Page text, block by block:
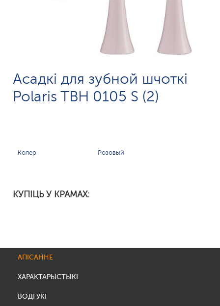
Асадкі для зубной шчоткі
Polaris TBH 0105 S (2)
Колер Розовый
КУПІЦЬ У КРАМАХ:
АПІСАННЕ
ХАРАКТАРЫСТЫКІ
ВОДГУКІ